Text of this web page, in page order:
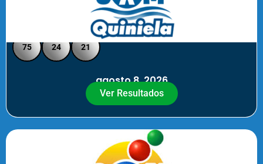
Quiniela SXM - Medio Día
75 24 21
agosto 8, 2026
Ver Resultados